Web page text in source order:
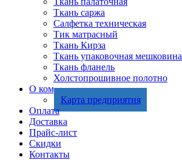
Ткань саржа
Салфетка техническая
Тик матрасный
Ткань Кирза
Ткань упаковочная мешковина
Ткань фланель
Холстопрошивное полотно
О компании
Карта предприятия
Оплата
Доставка
Прайс-лист
Скидки
Контакты